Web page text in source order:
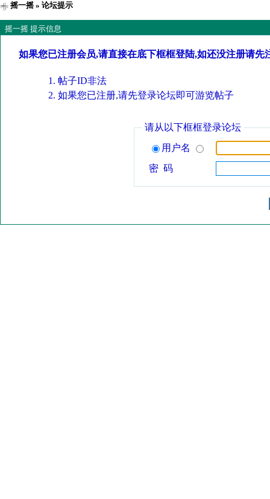
摇一摇» 论坛提示
摇一摇 提示信息
如果您已注册会员,请直接在底下框框登陆,如还没注册请先
帖子ID非法
如果您已注册,请先登录论坛即可游览帖子
请从以下框框登录论坛
用户名
密 码